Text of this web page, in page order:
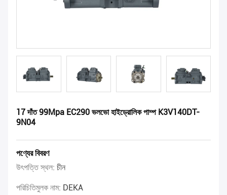
17 দাঁত 99Mpa EC290 ভলভো হাইড্রোলিক পাম্প K3V140DT-
9N04
পণ্যের বিবরণ
উৎপত্তি স্থল: চীন
পরিচিতিমুলক নাম: DEKA